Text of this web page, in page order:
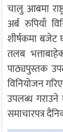
चालु आबमा
अर्ब रुपियाँ
शीर्षकमा बजेट
तलब
पाठ्यपुस्तक
विनियोजन
उपलब्ध गराउने
समाचारपत्र